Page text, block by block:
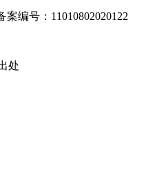
编号：11010802020122
处